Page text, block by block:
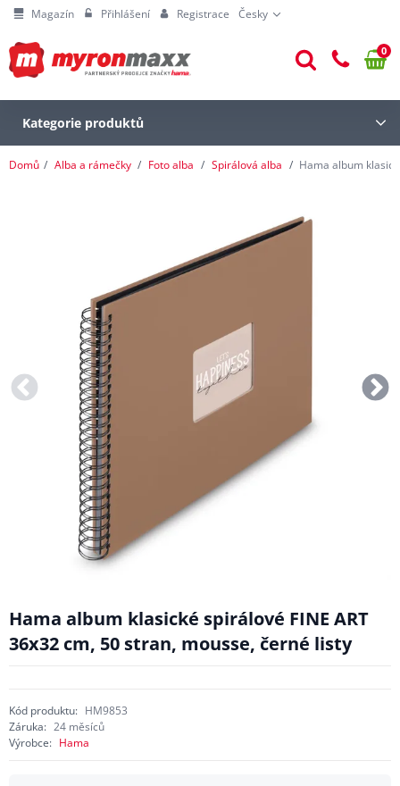
Magazín Přihlášení Registrace Česky
0
Kategorie produktů
Domů Alba a rámečky Foto alba Spirálová alba Hama album
Hama album klasické spirálové FINE ART
36x32 cm, 50 stran, mousse, černé listy
Kód produktu: HM9853
Záruka: 24 měsíců
Výrobce: Hama